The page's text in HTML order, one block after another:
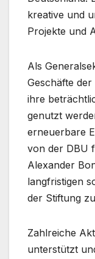
kreative und
Projekte und
Als
Geschäfte
ihre
genutzt
erneuerbare
von der DBU
Alexander
langfristigen
der Stiftung
Zahlreiche
unterstützt